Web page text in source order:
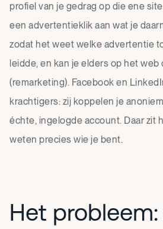
profiel van je gedrag op die ene
een advertentieklik aan wat je
zodat het weet welke advertentie
leidde, en kan je elders op het
(remarketing). Facebook en
krachtigers: zij koppelen je
échte, ingelogde account. Daar zit
weten precies wie je bent.
Het